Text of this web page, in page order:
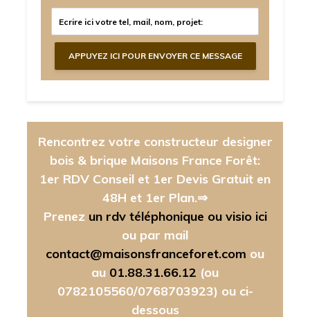
Rencontrez votre constructeur designer
bois & brique Maisons France Forêt:
1er RDV Conseil et 1er Devis Gratuit en
48H et 1er Plan.⇒
Prenez un rdv téléphonique ou visio ici
ou par mail
contact@maisonsfranceforet.com ou
au 01.88.31.66.12 (ou
0782105560/0768703923) ou ci-
dessous